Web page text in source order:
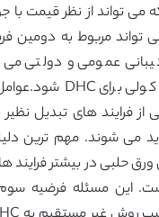
می تواند از نظر قیمت
تواند مربوط به دومین
عمومی و دولتی می
از فرایند های تبدیل
می شوند. مهم ترین
حلبی در بیشتر
این مسئله فرضیه